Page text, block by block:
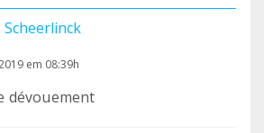
em 08:39h
dévouement